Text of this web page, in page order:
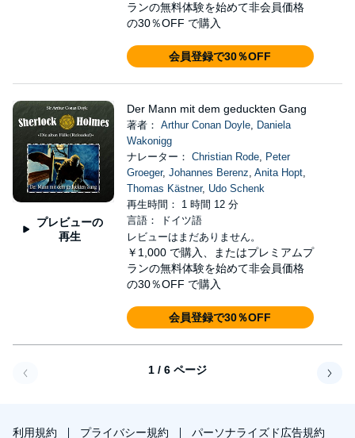
ランの無料体験を始めて非会員価格
の30％OFF で購入
会員登録で30％OFF
プレビューの
再生
Der Mann mit dem geduckten Gang
著者： Arthur Conan Doyle, Daniela
Wakonigg
ナレーター： Christian Rode, Peter
Groeger, Johannes Berenz, Anita Hopt,
Thomas Kästner, Udo Schenk
再生時間： 1 時間 12 分
言語： ドイツ語
レビューはまだありません。
￥1,000 で購入、またはプレミアムプ
ランの無料体験を始めて非会員価格
の30％OFF で購入
会員登録で30％OFF
1 / 6 ページ
利用規約 プライバシー規約 パーソナライズド広告規約